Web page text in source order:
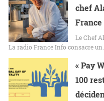
chef
Le Chef
La radio France Info consacre un…
« Pay
100